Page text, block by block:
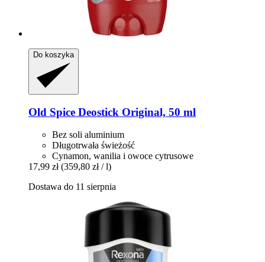
Do koszyka
Old Spice Deostick Original, 50 ml
Bez soli aluminium
Długotrwała świeżość
Cynamon, wanilia i owoce cytrusowe
17,99 zł (359,80 zł / l)
Dostawa do 11 sierpnia